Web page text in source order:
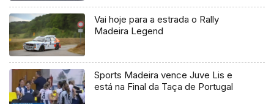
Vai hoje para a estrada o Rally
Madeira Legend
Sports Madeira vence Juve Lis e
está na Final da Taça de Portugal